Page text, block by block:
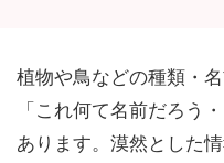
植物や鳥などの種類・
「これ何て名前だろう
あります。漠然とした